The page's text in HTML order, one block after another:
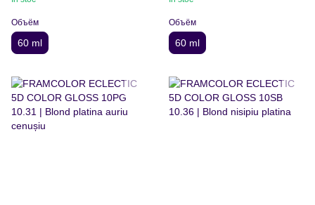
Объём
60 ml
Объём
60 ml